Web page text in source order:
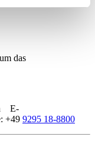
das
E-
+49 9295 18-8800